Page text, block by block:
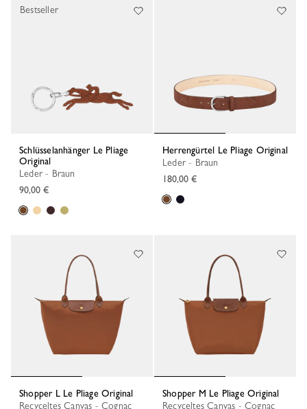
Schlüsselanhänger Le Pliage
Original
Leder - Braun
90,00 €
Bestseller
Herrengürtel Le Pliage Original
Leder - Braun
180,00 €
Shopper L Le Pliage Original
Recyceltes Canvas - Cognac
Shopper M Le Pliage Original
Recyceltes Canvas - Cognac